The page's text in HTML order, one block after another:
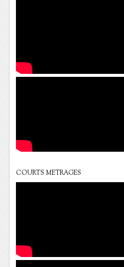
COURTS METRAGES